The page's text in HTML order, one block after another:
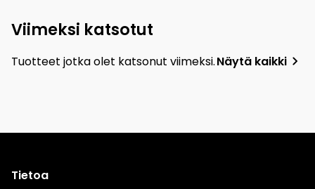
Viimeksi katsotut
Tuotteet jotka olet katsonut viimeksi.Näytä kaikki
Tietoa